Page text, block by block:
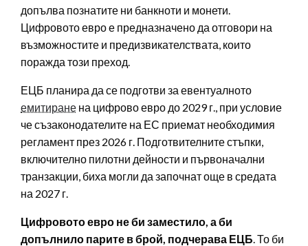
допълва познатите ни банкноти и монети.
Цифровото евро е предназначено да отговори на
възможностите и предизвикателствата, които
поражда този преход.
ЕЦБ планира да се подготви за евентуалното
емитиране на цифрово евро до 2029 г., при условие
че съзаконодателите на ЕС приемат необходимия
регламент през 2026 г. Подготвителните стъпки,
включително пилотни дейности и първоначални
транзакции, биха могли да започнат още в средата
на 2027 г.
Цифровото евро не би заместило, а би
допълнило парите в брой, подчерава ЕЦБ. То би